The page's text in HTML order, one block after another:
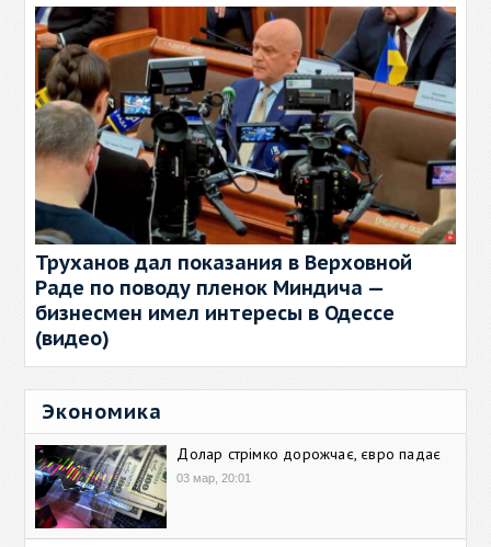
Труханов дал показания в Верховной
Раде по поводу пленок Миндича —
бизнесмен имел интересы в Одессе
(видео)
Экономика
Долар стрімко дорожчає, євро падає
03 мар, 20:01